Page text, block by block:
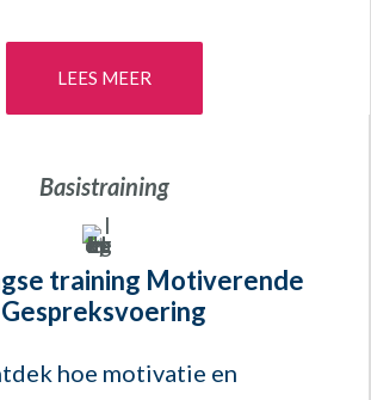
LEES MEER
Basistraining
training Motiverende
Gespreksvoering
hoe motivatie en